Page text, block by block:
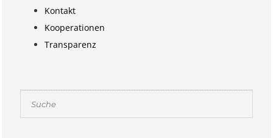
Kontakt
Kooperationen
Transparenz